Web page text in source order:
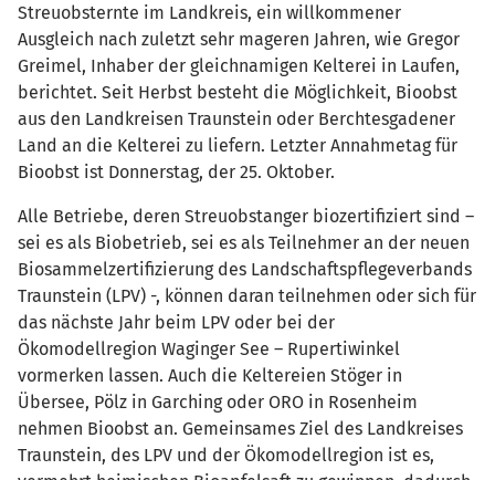
Streuobsternte im Landkreis, ein willkommener
Ausgleich nach zuletzt sehr mageren Jahren, wie Gregor
Greimel, Inhaber der gleichnamigen Kelterei in Laufen,
berichtet. Seit Herbst besteht die Möglichkeit, Bioobst
aus den Landkreisen Traunstein oder Berchtesgadener
Land an die Kelterei zu liefern. Letzter Annahmetag für
Bioobst ist Donnerstag, der 25. Oktober.
Alle Betriebe, deren Streuobstanger biozertifiziert sind –
sei es als Biobetrieb, sei es als Teilnehmer an der neuen
Biosammelzertifizierung des Landschaftspflegeverbands
Traunstein (LPV) -, können daran teilnehmen oder sich für
das nächste Jahr beim LPV oder bei der
Ökomodellregion Waginger See – Rupertiwinkel
vormerken lassen. Auch die Keltereien Stöger in
Übersee, Pölz in Garching oder ORO in Rosenheim
nehmen Bioobst an. Gemeinsames Ziel des Landkreises
Traunstein, des LPV und der Ökomodellregion ist es,